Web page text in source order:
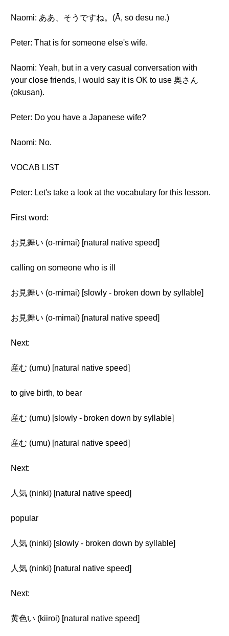
Naomi: ああ、そうですね。(Ā, sō desu ne.)
Peter: That is for someone else's wife.
Naomi: Yeah, but in a very casual conversation with
your close friends, I would say it is OK to use 奥さん
(okusan).
Peter: Do you have a Japanese wife?
Naomi: No.
VOCAB LIST
Peter: Let's take a look at the vocabulary for this lesson.
First word:
お見舞い (o-mimai) [natural native speed]
calling on someone who is ill
お見舞い (o-mimai) [slowly - broken down by syllable]
お見舞い (o-mimai) [natural native speed]
Next:
産む (umu) [natural native speed]
to give birth, to bear
産む (umu) [slowly - broken down by syllable]
産む (umu) [natural native speed]
Next:
人気 (ninki) [natural native speed]
popular
人気 (ninki) [slowly - broken down by syllable]
人気 (ninki) [natural native speed]
Next:
黄色い (kiiroi) [natural native speed]